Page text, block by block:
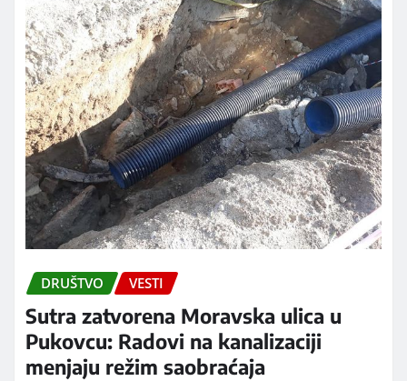
DRUŠTVO VESTI
Sutra zatvorena Moravska ulica u
Pukovcu: Radovi na kanalizaciji
menjaju režim saobraćaja